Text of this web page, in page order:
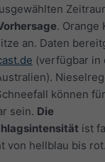
. Orange
an. Daten
(verfügbar in
können
sein. Die
ist
von hellblau bis